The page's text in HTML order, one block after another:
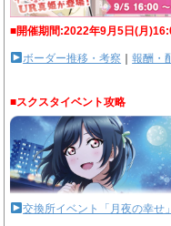
■開催期間:2022年9月5日(月
ボーダー推移・考察 ｜報酬・
■スクスタイベント攻略
交換所イベント「月夜の幸せ